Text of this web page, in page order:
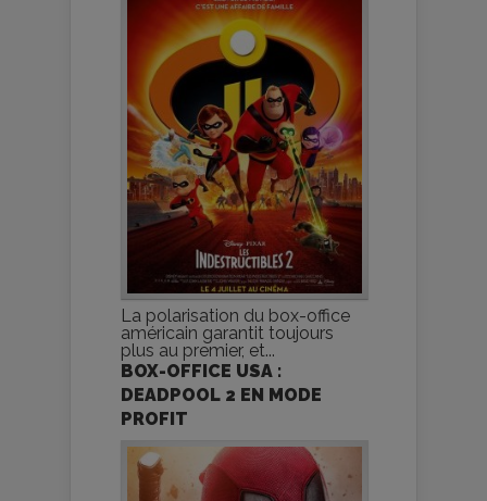
La polarisation du box-office
américain garantit toujours
plus au premier, et...
BOX-OFFICE USA :
DEADPOOL 2 EN MODE
PROFIT